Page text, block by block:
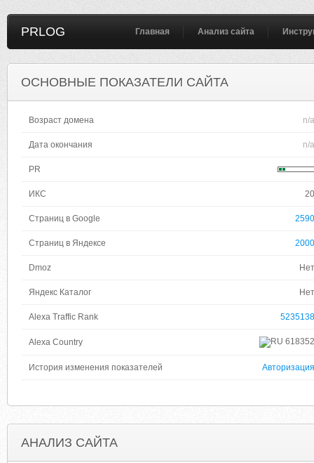
PRLOG Главная Анализ сайта
ОСНОВНЫЕ ПОКАЗАТЕЛИ САЙТА
Возраст домена n/a
Дата окончания n/a
PR
ИКС 20
Страниц в Google 2590
Страниц в Яндексе 2000
Dmoz Нет
Яндекс Каталог Нет
Alexa Traffic Rank 5235138
Alexa Country 618352
История изменения показателей Авторизация
АНАЛИЗ САЙТА